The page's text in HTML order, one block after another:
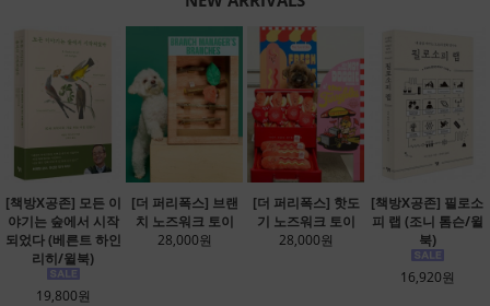
[책방X공존] 모든 이
야기는 숲에서 시작
되었다 (베른트 하인
리히/윌북)
19,800원
[더 퍼리폭스] 브랜
치 노즈워크 토이
28,000원
[더 퍼리폭스] 핫도
기 노즈워크 토이
28,000원
[책방X공존] 필로소
피 랩 (조니 톰슨/윌
북)
16,920원